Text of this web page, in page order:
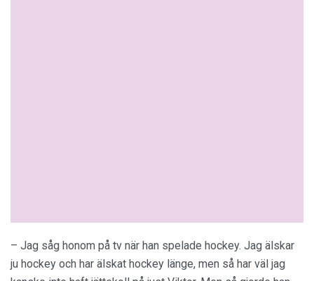
– Jag såg honom på tv när han spelade hockey. Jag älskar
ju hockey och har älskat hockey länge, men så har väl jag